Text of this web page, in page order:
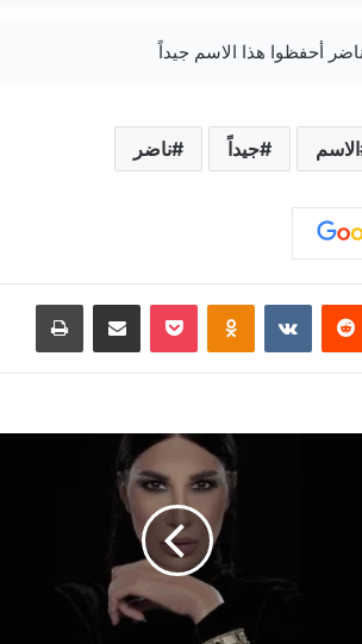
الاسم جيداً ناضر
‏Reddit
‏VKontakte
Odnoklassniki
‫Pocket مشاركة عبر البريد طباعة